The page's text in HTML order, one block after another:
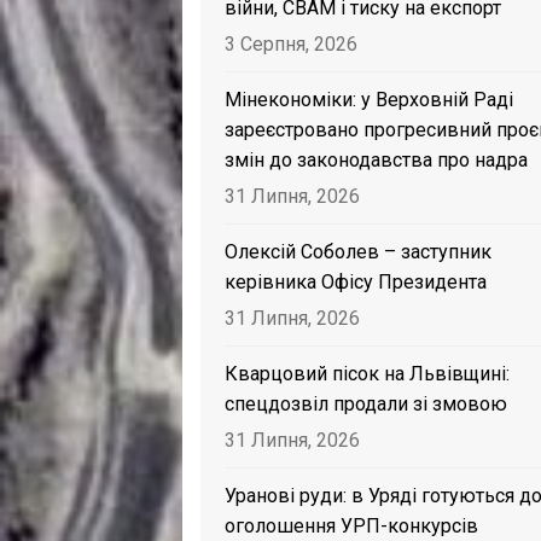
війни, CBAM і тиску на експорт
3 Серпня, 2026
Мінекономіки: у Верховній Раді
зареєстровано прогресивний
змін до законодавства про надра
31 Липня, 2026
Олексій Соболев – заступник
керівника Офісу Президента
31 Липня, 2026
Кварцовий пісок на Львівщині:
спецдозвіл продали зі змовою
31 Липня, 2026
Уранові руди: в Уряді готуються до
оголошення УРП-конкурсів